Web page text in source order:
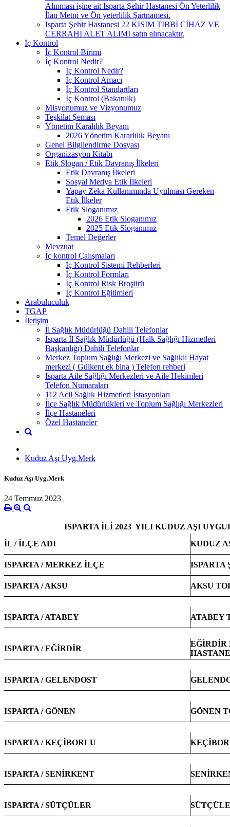
Alınması işine ait Isparta Şehir Hastanesi Ön Yeterlilik
İlan Metni ve Ön yeterlilik Şartnamesi.
Isparta Şehir Hastanesi 22 KISIM TIBBİ CİHAZ VE
CERRAHİ ALET ALIMI satın alınacaktır.
İç Kontrol
İç Kontrol Birimi
İç Kontrol Nedir?
İç Kontrol Nedir?
İç Kontrol Amacı
İç Kontrol Standartları
İç Kontrol (Bakanılk)
Misyonumuz ve Vizyonumuz
Teşkilat Şeması
Yönetim Karalılık Beyanı
2026 Yönetim Kararlılık Beyanı
Genel Bilgilendirme Dosyası
Organizasyon Kitabı
Etik Slogan / Etik Davranış İlkeleri
Etik Davranış İlkeleri
Sosyal Medya Etik İlkeleri
Yapay Zeka Kullanımında Uyulması Gereken
Etik İlkeler
Etik Sloganımız
2026 Etik Sloganımız
2025 Etik Sloganımız
Temel Değerler
Mevzuat
İç kontrol Çalışmaları
İç Kontrol Sistemi Rehberleri
İç Kontrol Formları
İç Kontrol Risk Broşürü
İç Kontrol Eğitimleri
Arabuluculuk
TGAP
İletişim
İl Sağlık Müdürlüğü Dahili Telefonlar
Isparta İl Sağlık Müdürlüğü (Halk Sağlığı Hizmetleri
Başkanlığı) Dahili Telefonlar
Merkez Toplum Sağlığı Merkezi ve Sağlıklı Hayat
merkezi ( Gülkent ek bina ) Telefon rehberi
Isparta Aile Sağlığı Merkezleri ve Aile Hekimleri
Telefon Numaraları
112 Acil Sağlık Hizmetleri İstasyonları
İlçe Sağlık Müdürlükleri ve Toplum Sağlığı Merkezleri
İlçe Hastaneleri
Özel Hastaneler
Kuduz Aşı Uyg.Merk
Kuduz Aşı Uyg.Merk
24 Temmuz 2023
ISPARTA İLİ 2023 YILI KUDUZ AŞI
İL / İLÇE ADI
KUDUZ
ISPARTA / MERKEZ İLÇE ISPARTA
ISPARTA / AKSU AKSU
ISPARTA / ATABEY ATABEY
ISPARTA / EĞİRDİR
EĞİRDİR
ISPARTA / GELENDOST
ISPARTA / GÖNEN GÖNEN
ISPARTA / KEÇİBORLU
ISPARTA / SENİRKENT
ISPARTA / SÜTÇÜLER